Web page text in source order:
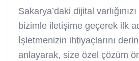
Sakarya’daki dijital
bizimle iletişime geçerek ilk
İşletmenizin ihtiyaçlarını
anlayarak, size özel çözüm